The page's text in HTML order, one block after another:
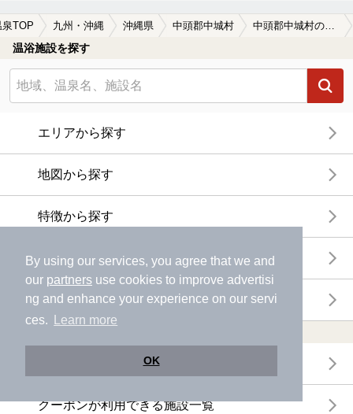
By using our services, you agree that we and
our partners use cookies to improve advertisi
ng and enhance your experience on our servi
ces.
Learn more
OK
泉TOP 九州・沖縄 沖縄県 中頭郡中城村 中頭郡中城村の温泉宿・温泉旅館・ホテルおすすめ(2026年版)
温浴施設を探す
エリアから探す
地図から探す
特徴から探す
温泉地から探す
関連キーワードから探す
電子チケットが利用できる施設一覧
クーポンが利用できる施設一覧